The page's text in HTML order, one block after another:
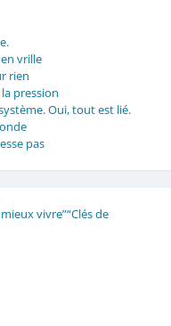
vrille
rien
pression
Oui, tout est lié.
pas
vivre”“Clés de